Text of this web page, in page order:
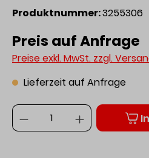
Produktnummer:3255306
Preis auf Anfrage
Preise exkl. MwSt. zzgl.
Lieferzeit auf Anfrage
Anzahl